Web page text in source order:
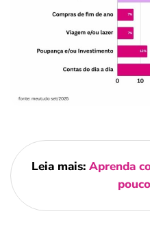
Leia mais: Aprenda